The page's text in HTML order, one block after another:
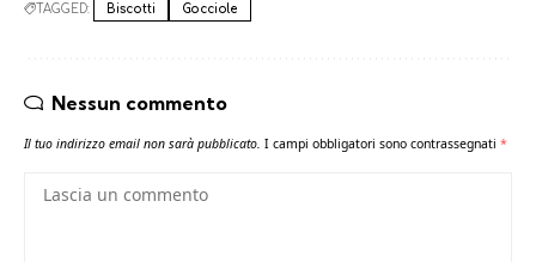
TAGGED: Biscotti Gocciole
Nessun commento
Il tuo indirizzo email non sarà pubblicato. I campi obbligatori sono contrassegnati *